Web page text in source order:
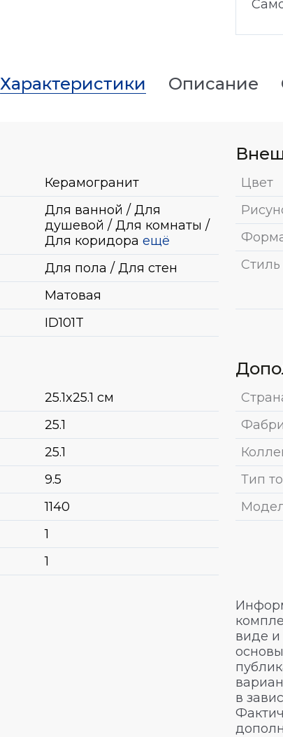
Характеристики Описание
Керамогранит
Для ванной / Для
душевой / Для комнаты /
Для коридора ещё
Для пола / Для стен
Матовая
ID101T
Цвет
Стиль
25.1x25.1 см
25.1
25.1
9.5
1140
1
1
Тип
виде и
в